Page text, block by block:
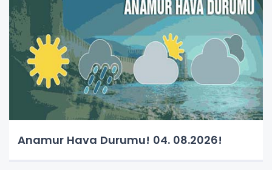
Anamur Hava Durumu! 04. 08.2026!